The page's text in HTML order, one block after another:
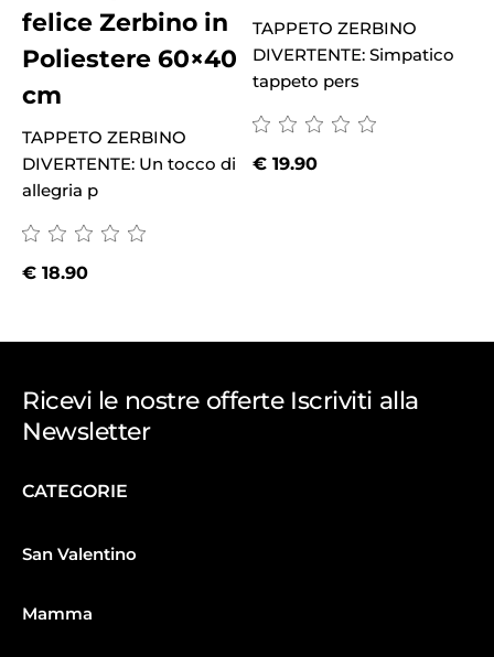
felice Zerbino in
Poliestere 60×40
cm
TAPPETO ZERBINO
DIVERTENTE: Un tocco di
allegria p
€18.90
TAPPETO ZERBINO
DIVERTENTE: Simpatico
tappeto pers
€ 19.90
Ricevi le nostre offerte Iscriviti alla
Newsletter
CATEGORIE
San Valentino
Mamma